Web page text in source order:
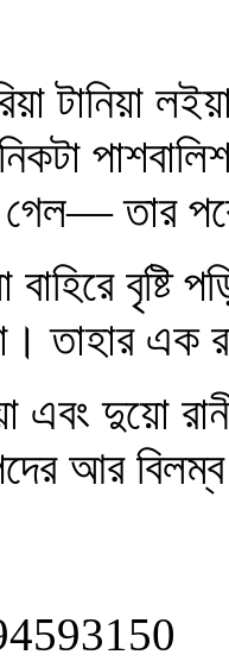
টানিয়া
গেল— তার
বৃষ্টি
তাহার এক
দুয়ো
আর